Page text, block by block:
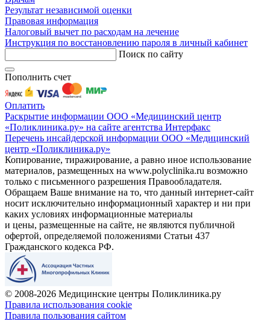
Результат независимой оценки
Правовая информация
Налоговый вычет по расходам на лечение
Инструкция по восстановлению пароля в личный кабинет
Поиск по сайту
Пополнить счет
Оплатить
Раскрытие информации ООО «Медицинский центр
«Поликлиника.ру» на сайте агентства Интерфакс
Перечень инсайдерской информации ООО «Медицинский
центр «Поликлиника.ру»
Копирование, тиражирование, а равно иное использование
материалов, размещенных на www.polyclinika.ru возможно
только с письменного разрешения Правообладателя.
Обращаем Ваше внимание на то, что данный интернет-сайт
носит исключительно информационный характер и ни при
каких условиях информационные материалы
и цены, размещенные на сайте, не являются публичной
офертой, определяемой положениями Статьи 437
Гражданского кодекса РФ.
© 2008-2026 Медицинские центры Поликлиника.ру
Правила использования cookie
Правила пользования сайтом